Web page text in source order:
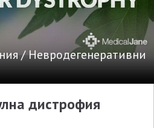
/Невродегенеративни
дистрофия